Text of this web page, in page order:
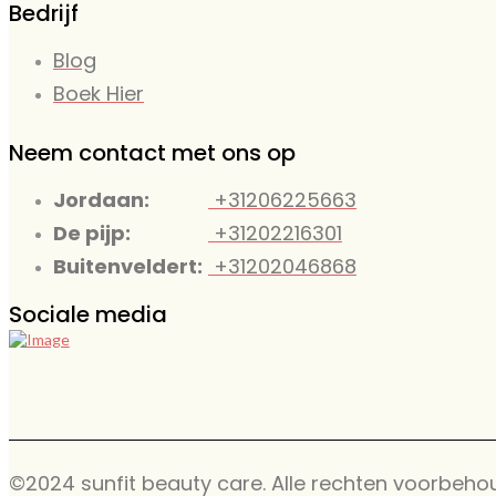
Bedrijf
Blog
Boek Hier
Neem contact met ons op
Jordaan:
+31206225663
De pijp:
+31202216301
Buitenveldert: +31202046868
Sociale media
©2024 sunfit beauty care. Alle rechten